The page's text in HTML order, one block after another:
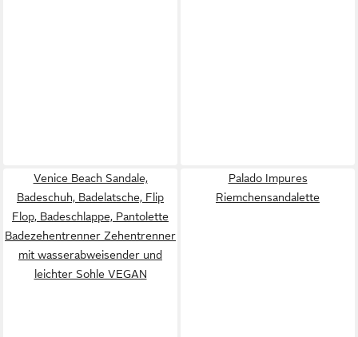
Venice Beach Sandale,
Badeschuh, Badelatsche, Flip
Flop, Badeschlappe, Pantolette
Badezehentrenner Zehentrenner
mit wasserabweisender und
leichter Sohle VEGAN
Palado Impures
Riemchensandalette